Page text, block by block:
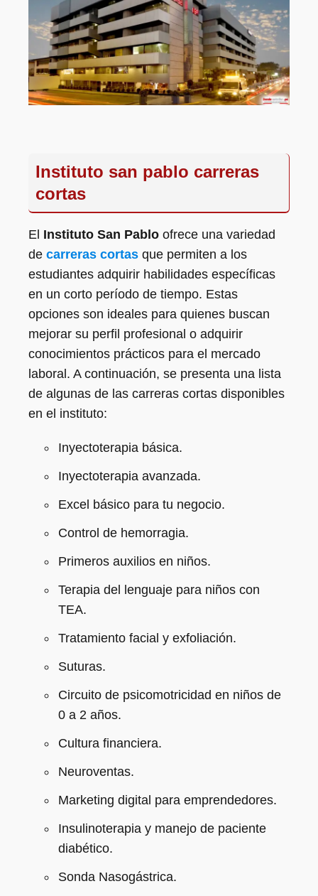
Instituto san pablo carreras
cortas
El Instituto San Pablo ofrece una variedad
de carreras cortas que permiten a los
estudiantes adquirir habilidades específicas
en un corto período de tiempo. Estas
opciones son ideales para quienes buscan
mejorar su perfil profesional o adquirir
conocimientos prácticos para el mercado
laboral. A continuación, se presenta una lista
de algunas de las carreras cortas disponibles
en el instituto:
Inyectoterapia básica.
Inyectoterapia avanzada.
Excel básico para tu negocio.
Control de hemorragia.
Primeros auxilios en niños.
Terapia del lenguaje para niños con
TEA.
Tratamiento facial y exfoliación.
Suturas.
Circuito de psicomotricidad en niños de
0 a 2 años.
Cultura financiera.
Neuroventas.
Marketing digital para emprendedores.
Insulinoterapia y manejo de paciente
diabético.
Sonda Nasogástrica.